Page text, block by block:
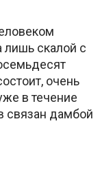
скалой с
очень
в течение
связан дамбой